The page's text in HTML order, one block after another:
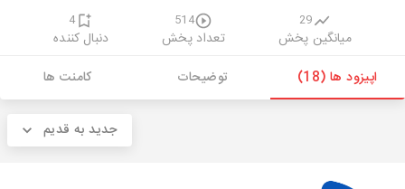
29
میانگین پخش
514
تعداد پخش
4
دنبال کننده
اپیزود ها (18)
توضیحات کامنت ها
جدید به قدیم